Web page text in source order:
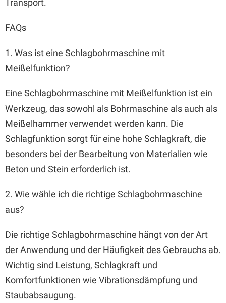
Transport.
FAQs
1. Was ist eine Schlagbohrmaschine mit
Meißelfunktion?
Eine Schlagbohrmaschine mit Meißelfunktion ist ein
Werkzeug, das sowohl als Bohrmaschine als auch als
Meißelhammer verwendet werden kann. Die
Schlagfunktion sorgt für eine hohe Schlagkraft, die
besonders bei der Bearbeitung von Materialien wie
Beton und Stein erforderlich ist.
2. Wie wähle ich die richtige Schlagbohrmaschine
aus?
Die richtige Schlagbohrmaschine hängt von der Art
der Anwendung und der Häufigkeit des Gebrauchs ab.
Wichtig sind Leistung, Schlagkraft und
Komfortfunktionen wie Vibrationsdämpfung und
Staubabsaugung.